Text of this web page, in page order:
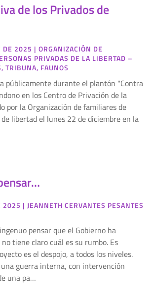
de los Privados de
DE 2025 | ORGANIZACIÓN DE
PRIVADAS DE LA LIBERTAD –
, TRIBUNA, FAUNOS
públicamente durante el plantón "Contra
en los Centro de Privación de la
por la Organización de familiares de
libertad el lunes 22 de diciembre en la
2025 | JEANNETH CERVANTES PESANTES
pensar que el Gobierno ha
tiene claro cuál es su rumbo. Es
es el despojo, a todos los niveles.
guerra interna, con intervención
una pa…